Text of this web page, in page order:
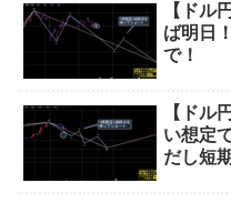
【ドル
ば明日
で！
【ドル
い想定
だし短